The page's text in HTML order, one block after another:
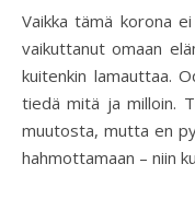
Vaikka tämä korona ei ihan konkreettisesti ole suuremmin
vaikuttanut omaan
kuitenkin lamauttaa.
tiedä mitä ja milloin.
muutosta, mutta en
hahmottamaan – niin